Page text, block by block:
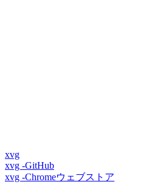
xvg
xvg -GitHub
xvg -Chromeウェブストア